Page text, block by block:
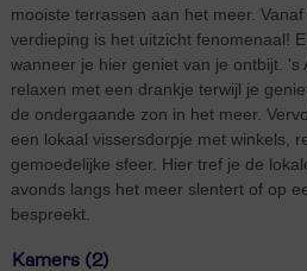
mooiste terrassen aan het meer.
verdieping is het uitzicht fenomenaal!
wanneer je hier geniet van je ontbijt. 's
relaxen met een drankje terwijl je
de ondergaande zon in het meer.
een lokaal vissersdorpje met winkels,
gemoedelijke sfeer. Hier tref je de
avonds langs het meer slentert of op
bespreekt.
Kamers (2)